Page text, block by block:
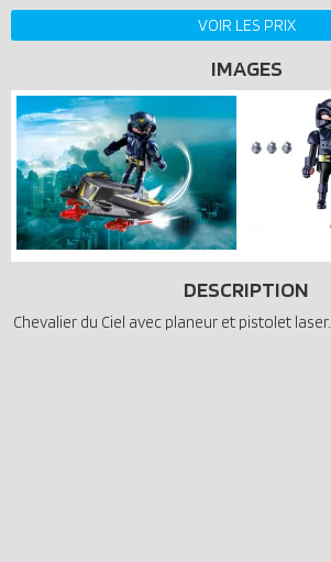
VOIR LES PRIX
IMAGES
DESCRIPTION
Chevalier du Ciel avec planeur et pistolet laser.